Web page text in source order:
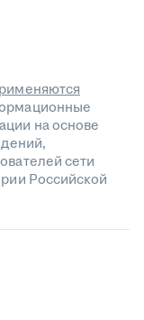
на основе
сети
Российской